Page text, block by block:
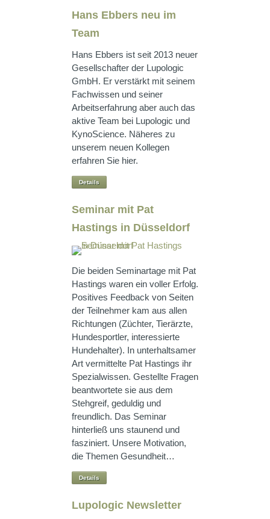
Hans Ebbers neu im
Team
Hans Ebbers ist seit 2013 neuer
Gesellschafter der Lupologic
GmbH. Er verstärkt mit seinem
Fachwissen und seiner
Arbeitserfahrung aber auch das
aktive Team bei Lupologic und
KynoScience. Näheres zu
unserem neuen Kollegen
erfahren Sie hier.
Details
Seminar mit Pat
Hastings in Düsseldorf
Die beiden Seminartage mit Pat
Hastings waren ein voller Erfolg.
Positives Feedback von Seiten
der Teilnehmer kam aus allen
Richtungen (Züchter, Tierärzte,
Hundesportler, interessierte
Hundehalter). In unterhaltsamer
Art vermittelte Pat Hastings ihr
Spezialwissen. Gestellte Fragen
beantwortete sie aus dem
Stehgreif, geduldig und
freundlich. Das Seminar
hinterließ uns staunend und
fasziniert. Unsere Motivation,
die Themen Gesundheit…
Details
Lupologic Newsletter